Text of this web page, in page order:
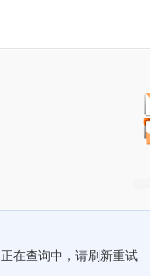
正在查询中，请刷新重试